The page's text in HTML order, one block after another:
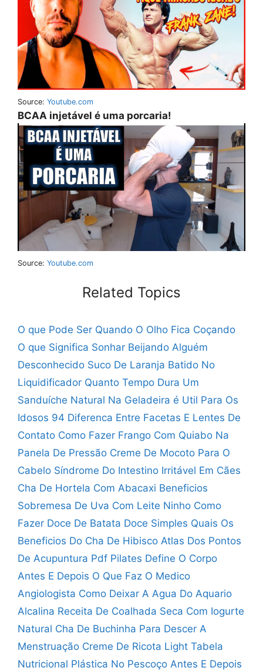
Source: Youtube.com
BCAA injetável é uma porcaria!
Source: Youtube.com
Related Topics
O que Pode Ser Quando O Olho Fica Coçando
O que Significa Sonhar Beijando Alguém
Desconhecido Suco De Laranja Batido No
Liquidificador Quanto Tempo Dura Um
Sanduíche Natural Na Geladeira é Util Para Os
Idosos 94 Diferenca Entre Facetas E Lentes De
Contato Como Fazer Frango Com Quiabo Na
Panela De Pressão Creme De Mocoto Para O
Cabelo Síndrome Do Intestino Irritável Em Cães
Cha De Hortela Com Abacaxi Beneficios
Sobremesa De Uva Com Leite Ninho Como
Fazer Doce De Batata Doce Simples Quais Os
Beneficios Do Cha De Hibisco Atlas Dos Pontos
De Acupuntura Pdf Pilates Define O Corpo
Antes E Depois O Que Faz O Medico
Angiologista Como Deixar A Agua Do Aquario
Alcalina Receita De Coalhada Seca Com Iogurte
Natural Cha De Buchinha Para Descer A
Menstruação Creme De Ricota Light Tabela
Nutricional Plástica No Pescoço Antes E Depois